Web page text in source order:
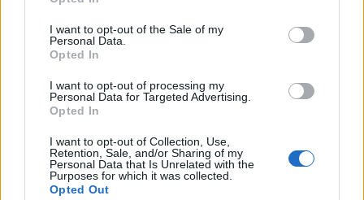
use your data for below specified purposes in below Google
consent section.
I want to opt-out of the Sale of my
Personal Data.
Opted In
I want to opt-out of processing my
Personal Data for Targeted Advertising.
Opted In
I want to opt-out of Collection, Use,
Retention, Sale, and/or Sharing of my
Personal Data that Is Unrelated with the
Purposes for which it was collected.
Opted Out
τα αξεσουάρ της ήταν αποκλειστικά και μόνο
μαργαριτάρια.
Τα μαργαριτάρια θεωρήθηκε ότι αντιπροσώπευαν
για το υπόλοιπο της ζωής της. Η απόφαση της
Λετίθια να φορέσει μια τέτοια καρφίτσα μαρτυρά
τη σημασία της επίσημης περίστασης και της